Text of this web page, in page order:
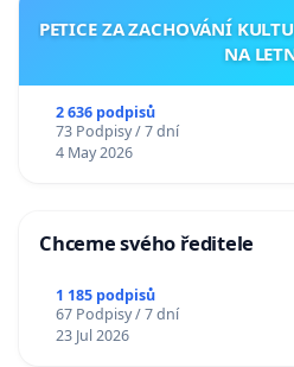
PETICE ZA ZACHOVÁNÍ
NA
2 636 podpisů
73 Podpisy / 7 dní
4 May 2026
Chceme svého ředitele
1 185 podpisů
67 Podpisy / 7 dní
23 Jul 2026